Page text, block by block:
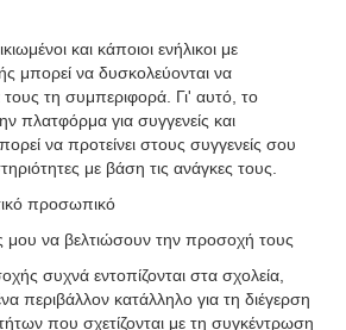
και κάποιοι ενήλικοι με
μπορεί να δυσκολεύονται να
τους τη συμπεριφορά. Γι' αυτό, το
πλατφόρμα για συγγενείς και
να προτείνει στους συγγενείς σου
με βάση τις ανάγκες τους.
προσωπικό
μου να βελτιώσουν την προσοχή τους
συχνά εντοπίζονται στα σχολεία,
περιβάλλον κατάλληλο για τη διέγερση
που σχετίζονται με τη συγκέντρωση